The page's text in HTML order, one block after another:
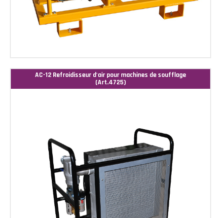
AC-12 Refroidisseur d'air pour machines de soufflage
(Art.4725)